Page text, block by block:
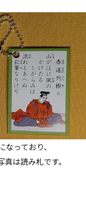
っており、
は読み札です。